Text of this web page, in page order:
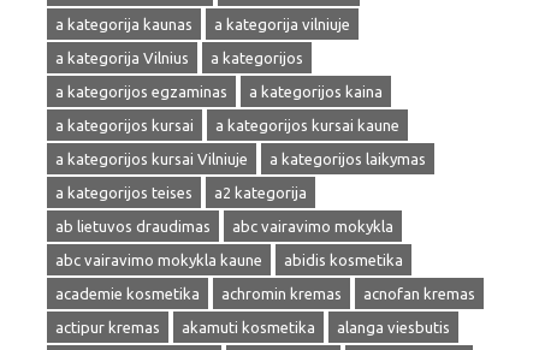
a kategorija kaunas
a kategorija vilniuje
a kategorija Vilnius
a kategorijos
a kategorijos egzaminas
a kategorijos kaina
a kategorijos kursai
a kategorijos kursai kaune
a kategorijos kursai Vilniuje
a kategorijos laikymas
a kategorijos teises
a2 kategorija
ab lietuvos draudimas
abc vairavimo mokykla
abc vairavimo mokykla kaune
abidis kosmetika
academie kosmetika
achromin kremas
acnofan kremas
actipur kremas
akamuti kosmetika
alanga viesbutis